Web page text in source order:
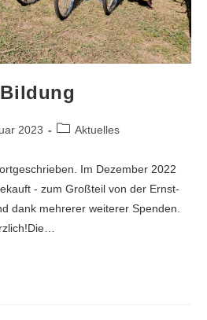
2023 Aktuelles
Im Dezember 2022
- zum Großteil von der Ernst-
dank mehrerer weiterer Spenden.